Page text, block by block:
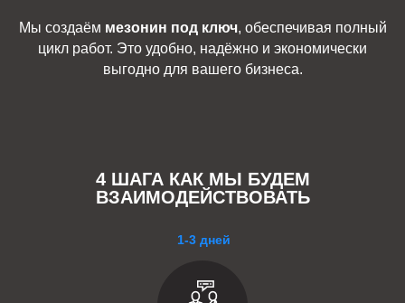
Мы создаём мезонин под ключ, обеспечивая полный
цикл работ. Это удобно, надёжно и экономически
выгодно для вашего бизнеса.
4 ШАГА КАК МЫ БУДЕМ
ВЗАИМОДЕЙСТВОВАТЬ
1-3 дней